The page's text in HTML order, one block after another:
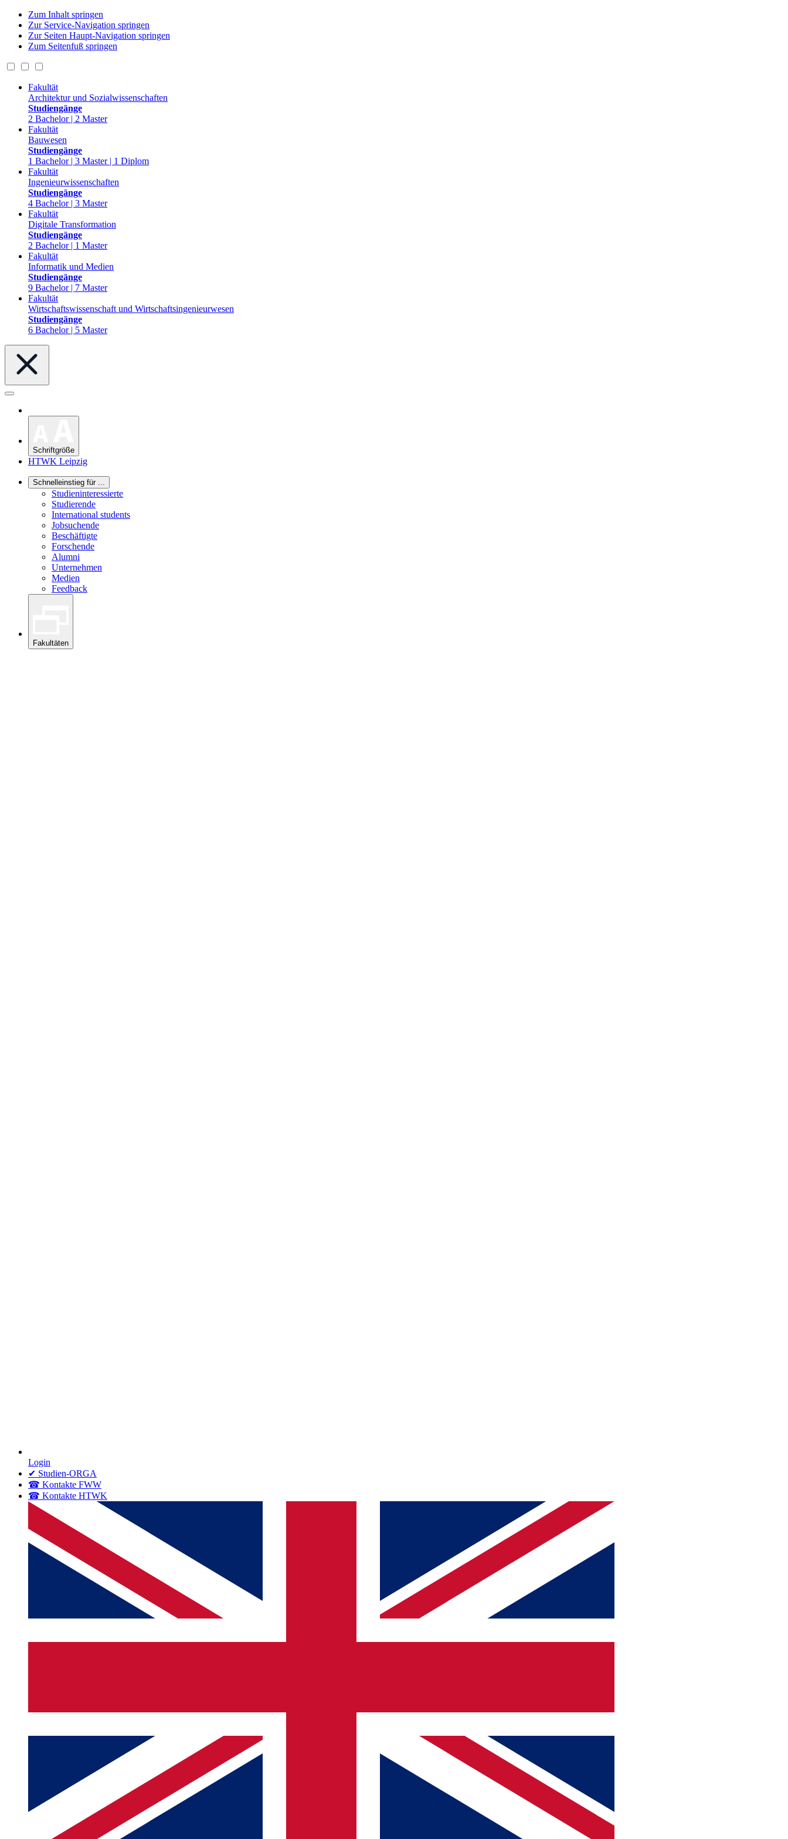
Zum Inhalt springen
Zur Service-Navigation springen
Zur Seiten Haupt-Navigation springen
Zum Seitenfuß springen
Fakultät
Architektur und Sozialwissenschaften
Studiengänge
2 Bachelor | 2 Master
Fakultät
Bauwesen
Studiengänge
1 Bachelor | 3 Master | 1 Diplom
Fakultät
Ingenieurwissenschaften
Studiengänge
4 Bachelor | 3 Master
Fakultät
Digitale Transformation
Studiengänge
2 Bachelor | 1 Master
Fakultät
Informatik und Medien
Studiengänge
9 Bachelor | 7 Master
Fakultät
Wirtschaftswissenschaft und Wirtschaftsingenieurwesen
Studiengänge
6 Bachelor | 5 Master
Schriftgröße
HTWK Leipzig
Schnelleinstieg für ...
Studieninteressierte
Studierende
International students
Jobsuchende
Beschäftigte
Forschende
Alumni
Unternehmen
Medien
Feedback
Fakultäten
Login
✔ Studien-ORGA
☎ Kontakte FWW
☎ Kontakte HTWK